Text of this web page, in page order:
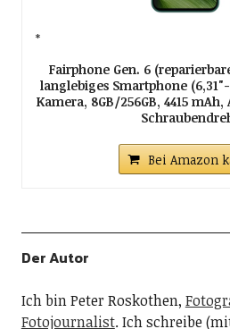
Fairphone Gen. 6
langlebiges Smartphone
Kamera, 8GB/256GB, 4415
Bei Amazon
Der Autor
Ich bin Peter Roskothen,
Fotojournalist. Ich schreibe